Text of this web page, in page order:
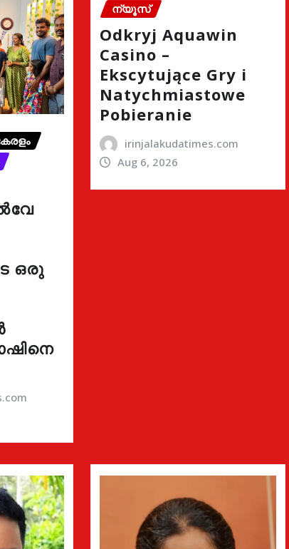
ഒരു
ന്യൂസ്
Odkryj Aquawin
Casino –
Ekscytujące Gry i
Natychmiastowe
Pobieranie
irinjalakudatimes.com
Aug 6, 2026